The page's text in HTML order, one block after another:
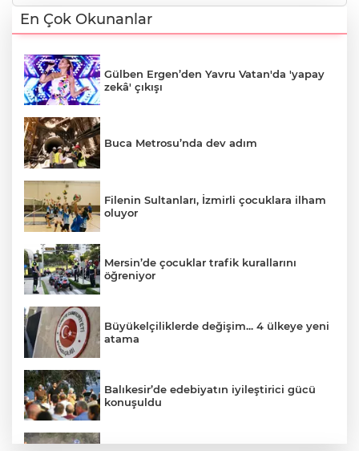
En Çok Okunanlar
Gülben Ergen’den Yavru Vatan'da 'yapay
zekâ' çıkışı
Buca Metrosu’nda dev adım
Filenin Sultanları, İzmirli çocuklara ilham
oluyor
Mersin’de çocuklar trafik kurallarını
öğreniyor
Büyükelçiliklerde değişim... 4 ülkeye yeni
atama
Balıkesir’de edebiyatın iyileştirici gücü
konuşuldu